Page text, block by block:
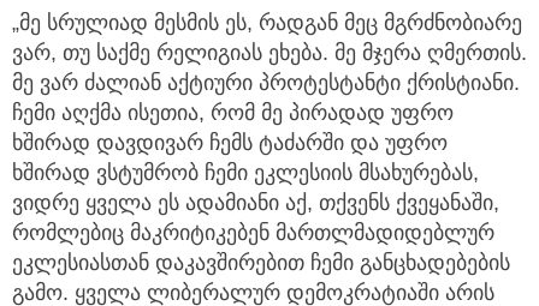
„მე სრულიად მესმის ეს, რადგან მეც მგრძნობიარე
ვარ, თუ საქმე რელიგიას ეხება. მე მჯერა ღმერთის.
მე ვარ ძალიან აქტიური პროტესტანტი ქრისტიანი.
ჩემი აღქმა ისეთია, რომ მე პირადად უფრო
ხშირად დავდივარ ჩემს ტაძარში და უფრო
ხშირად ვსტუმრობ ჩემი ეკლესიის მსახურებას,
ვიდრე ყველა ეს ადამიანი აქ, თქვენს ქვეყანაში,
რომლებიც მაკრიტიკებენ მართლმადიდებლურ
ეკლესიასთან დაკავშირებით ჩემი განცხადებების
გამო. ყველა ლიბერალურ დემოკრატიაში არის